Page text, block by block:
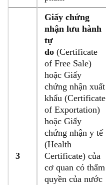
3
Giấy chứng
nhận lưu hành
tự
do (Certificate
of Free Sale)
hoặc Giấy
chứng nhận xuất
khẩu (Certificate
of Exportation)
hoặc Giấy
chứng nhận y tế
(Health
Certificate) của
cơ quan có thẩm
quyền của nước